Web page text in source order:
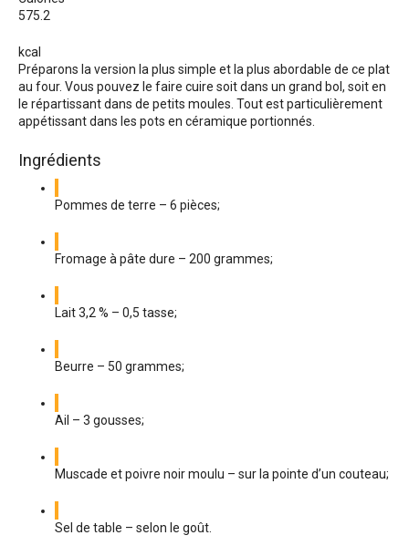
575.2
kcal
Préparons la version la plus simple et la plus abordable de ce plat
au four. Vous pouvez le faire cuire soit dans un grand bol, soit en
le répartissant dans de petits moules. Tout est particulièrement
appétissant dans les pots en céramique portionnés.
Ingrédients
Pommes de terre – 6 pièces;
Fromage à pâte dure – 200 grammes;
Lait 3,2 % – 0,5 tasse;
Beurre – 50 grammes;
Ail – 3 gousses;
Muscade et poivre noir moulu – sur la pointe d’un couteau;
Sel de table – selon le goût.